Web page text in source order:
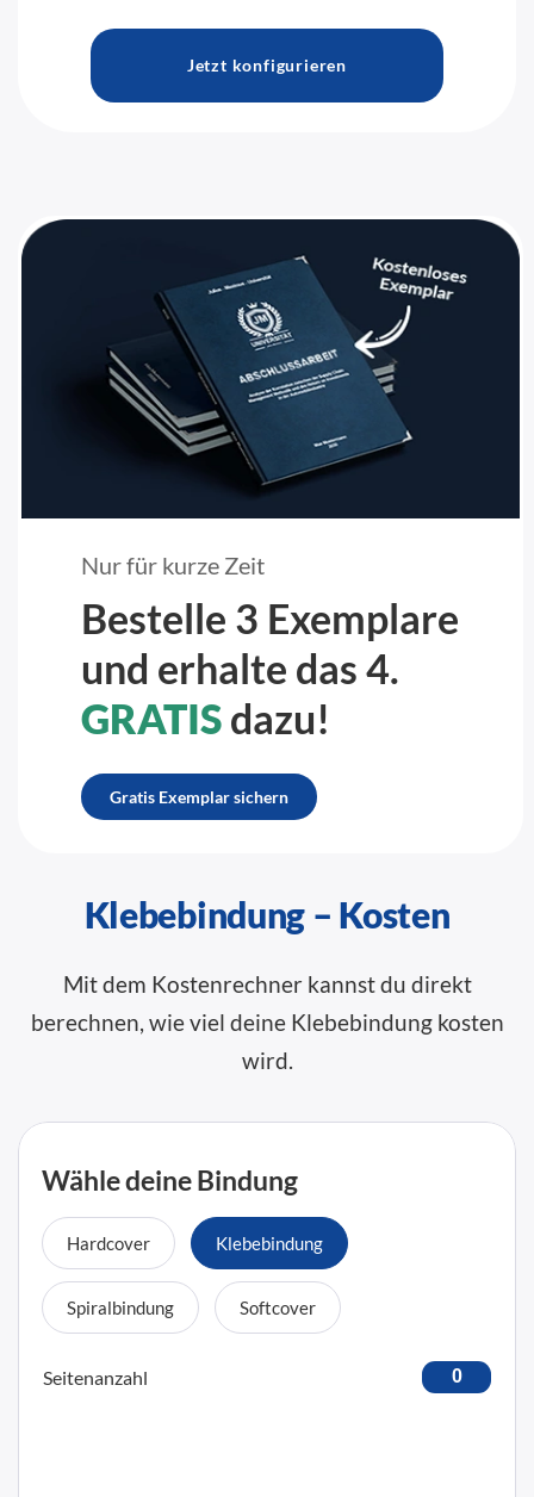
Jetzt konfigurieren
Nur für kurze Zeit
Bestelle 3 Exemplare
und erhalte das 4.
GRATISdazu!
Gratis Exemplar sichern
Klebebindung – Kosten
Mit dem Kostenrechner kannst du direkt
berechnen, wie viel deine Klebebindung kosten
wird.
Wähle deine Bindung
Hardcover Klebebindung
Spiralbindung Softcover
Seitenanzahl